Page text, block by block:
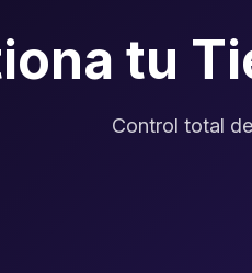
tu
Control total